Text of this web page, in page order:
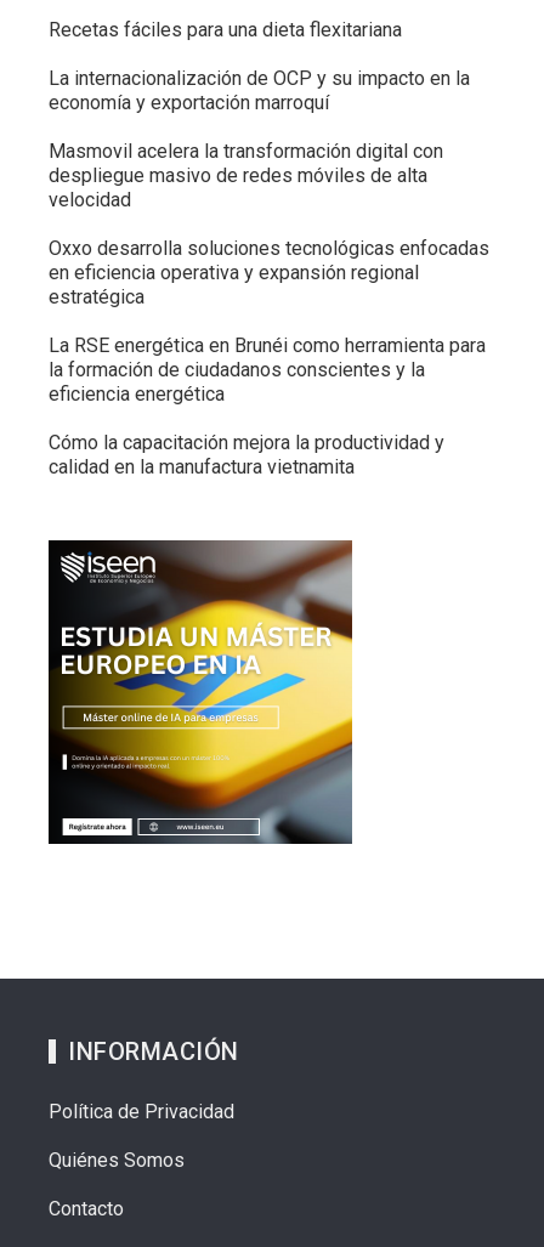
Recetas fáciles para una dieta flexitariana
La internacionalización de OCP y su impacto en la
economía y exportación marroquí
Masmovil acelera la transformación digital con
despliegue masivo de redes móviles de alta
velocidad
Oxxo desarrolla soluciones tecnológicas enfocadas
en eficiencia operativa y expansión regional
estratégica
La RSE energética en Brunéi como herramienta para
la formación de ciudadanos conscientes y la
eficiencia energética
Cómo la capacitación mejora la productividad y
calidad en la manufactura vietnamita
INFORMACIÓN
Política de Privacidad
Quiénes Somos
Contacto